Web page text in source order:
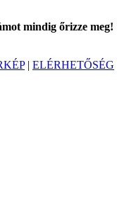
mindig őrizze meg!
| ELÉRHETŐSÉG